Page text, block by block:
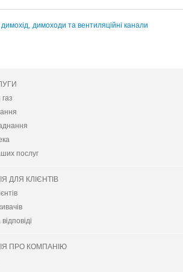
димохід, димоходи та вентиляційні канали
послуг
ДЛЯ КЛІЄНТІВ
ПРО КОМПАНІЮ